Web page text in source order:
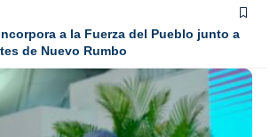
a la Fuerza del Pueblo junto a
de Nuevo Rumbo